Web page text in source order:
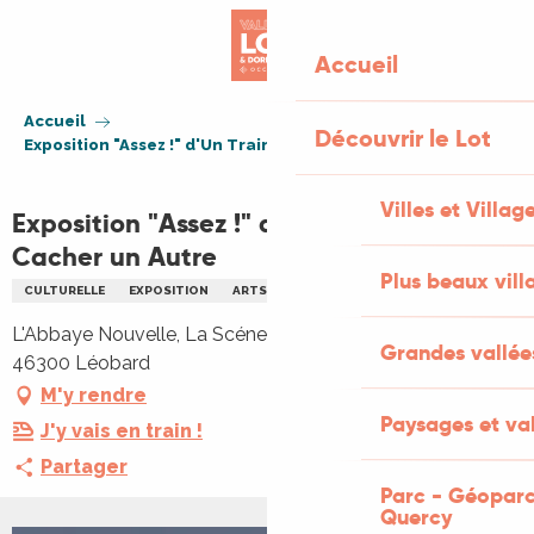
Accueil
Découvrir le Lot
Villes et
Plus beaux
Grandes
Paysages et
Parc -
Quercy
Accueil
Exposition "Assez !" d'Un Train Peut en Cacher un Autre
Exposition "Assez !" d'Un Train Peut en
Cacher un Autre
CULTURELLE EXPOSITION ARTS
L'Abbaye Nouvelle, La Scénette, L'Abbaye Nouvelle,
46300 Léobard
M'y rendre
J'y vais en train !
Partager